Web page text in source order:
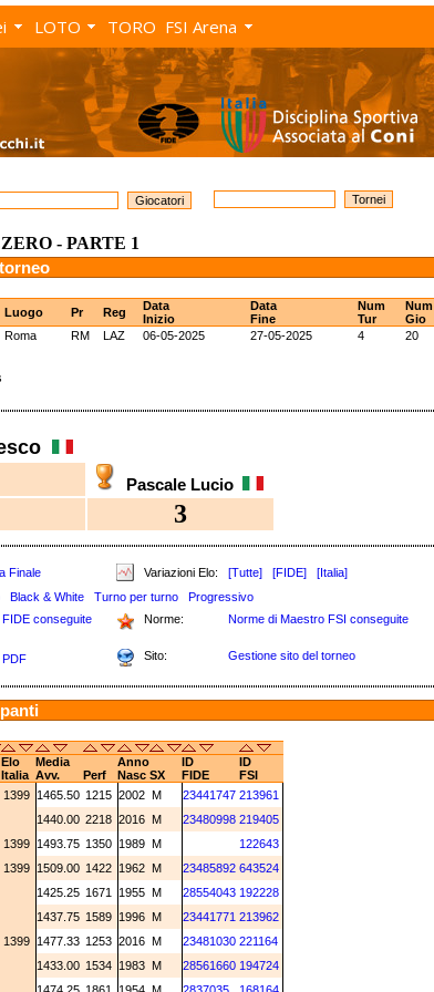
LOTO TORO FSI Arena
- PARTE 1
Luogo Pr Reg
Data
Inizio
Data
Fine
Num
Tur
Num
Gio
Roma RM LAZ 06-05-2025 27-05-2025 4 20
Pascale Lucio
3
Finale Variazioni Elo: [Tutte] [FIDE]
[Italia]
Black & White Turno per turno
Progressivo
conseguite Norme: Norme di Maestro FSI conseguite
Sito: Gestione sito del torneo
Elo Media Anno ID
ID
Italia Avv. Perf Nasc SX FIDE
FSI
1399 1465.50 1215 2002 M 23441747 213961
1440.00 2218 2016 M 23480998 219405
1399 1493.75 1350 1989 M
122643
1399 1509.00 1422 1962 M 23485892 643524
1425.25 1671 1955 M 28554043 192228
1437.75 1589 1996 M 23441771 213962
1399 1477.33 1253 2016 M 23481030 221164
1433.00 1534 1983 M 28561660 194724